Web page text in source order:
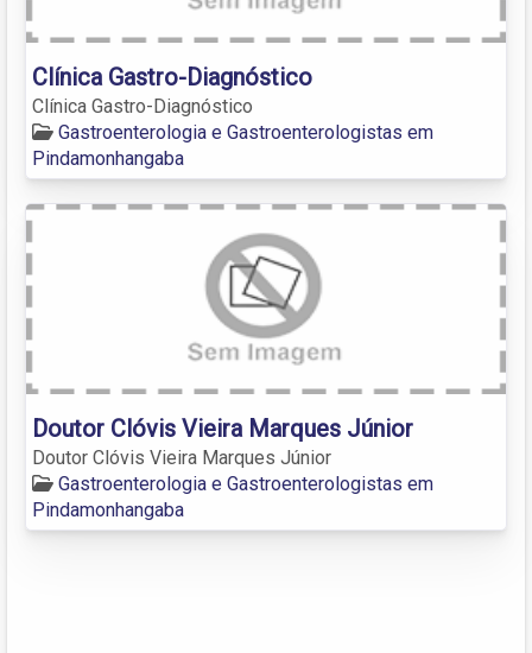
Clínica Gastro-Diagnóstico
Clínica Gastro-Diagnóstico
Gastroenterologia e Gastroenterologistas em
Pindamonhangaba
Doutor Clóvis Vieira Marques Júnior
Doutor Clóvis Vieira Marques Júnior
Gastroenterologia e Gastroenterologistas em
Pindamonhangaba